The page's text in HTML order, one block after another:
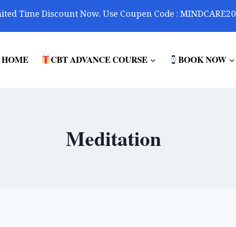
Time Discount Now. Use Coupen Code : MINDCARE20
HOME CBT ADVANCE COURSE BOOK NOW
Meditation